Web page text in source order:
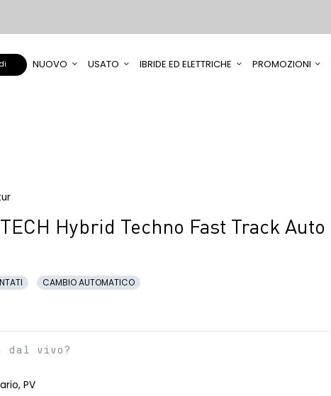
NUOVO USATO IBRIDE ED ELETTRICHE PROMOZIONI
Hybrid Techno Fast Track Auto
CAMBIO AUTOMATICO
dal vivo?
PV